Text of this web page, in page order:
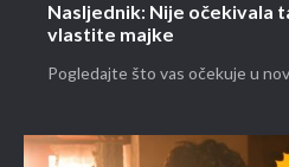
Nasljednik: Nije očekivala
vlastite majke
Pogledajte što vas očekuje u